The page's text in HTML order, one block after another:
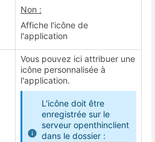
Non :
Affiche l'icône de
l'application
Vous pouvez ici attribuer une
icône personnalisée à
l'application.
L'icône doit être
enregistrée sur le
serveur openthinclient
dans le dossier :